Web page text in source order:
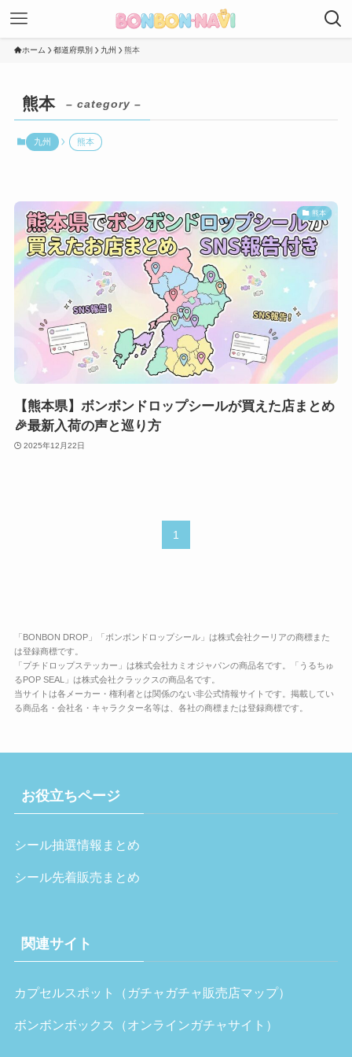
ホーム 都道府県別 九州 熊本
熊本 – category –
九州 熊本
熊本
【熊本県】ボンボンドロップシールが買えた店まとめ
🎉最新入荷の声と巡り方
2025年12月22日
1
「BONBON DROP」「ボンボンドロップシール」は株式会社クーリアの商標また
は登録商標です。
「プチドロップステッカー」は株式会社カミオジャパンの商品名です。「うるちゅ
るPOP SEAL」は株式会社クラックスの商品名です。
当サイトは各メーカー・権利者とは関係のない非公式情報サイトです。掲載してい
る商品名・会社名・キャラクター名等は、各社の商標または登録商標です。
お役立ちページ
シール抽選情報まとめ
シール先着販売まとめ
関連サイト
カプセルスポット（ガチャガチャ販売店マップ）
ボンボンボックス（オンラインガチャサイト）